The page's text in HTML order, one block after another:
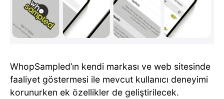
WhopSampled’ın kendi markası ve web sitesinde
faaliyet göstermesi ile mevcut kullanıcı deneyimi
korunurken ek özellikler de geliştirilecek.